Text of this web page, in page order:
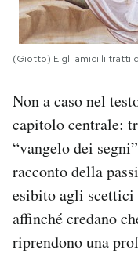
(Giotto) E gli amici li tratti
Non a caso nel
capitolo centrale:
“vangelo dei
racconto della
esibito agli scettici
affinché credano
riprendono una